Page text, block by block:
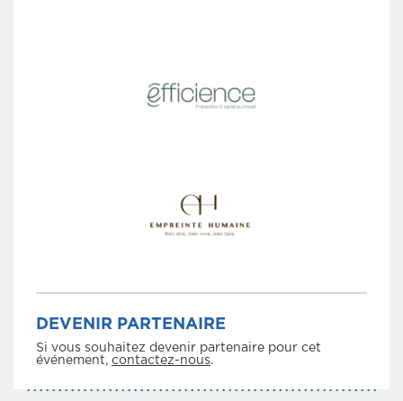
DEVENIR PARTENAIRE
Si vous souhaitez devenir partenaire pour cet
événement, contactez-nous.